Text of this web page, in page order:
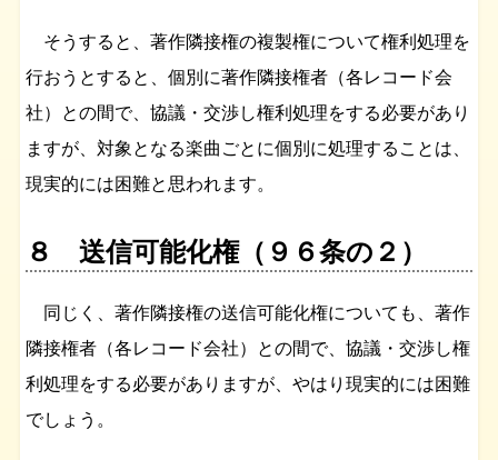
そうすると、著作隣接権の複製権について権利処理を
行おうとすると、個別に著作隣接権者（各レコード会
社）との間で、協議・交渉し権利処理をする必要があり
ますが、対象となる楽曲ごとに個別に処理することは、
現実的には困難と思われます。
８ 送信可能化権（９６条の２）
同じく、著作隣接権の送信可能化権についても、著作
隣接権者（各レコード会社）との間で、協議・交渉し権
利処理をする必要がありますが、やはり現実的には困難
でしょう。